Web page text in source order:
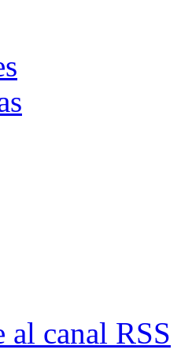
al canal RSS